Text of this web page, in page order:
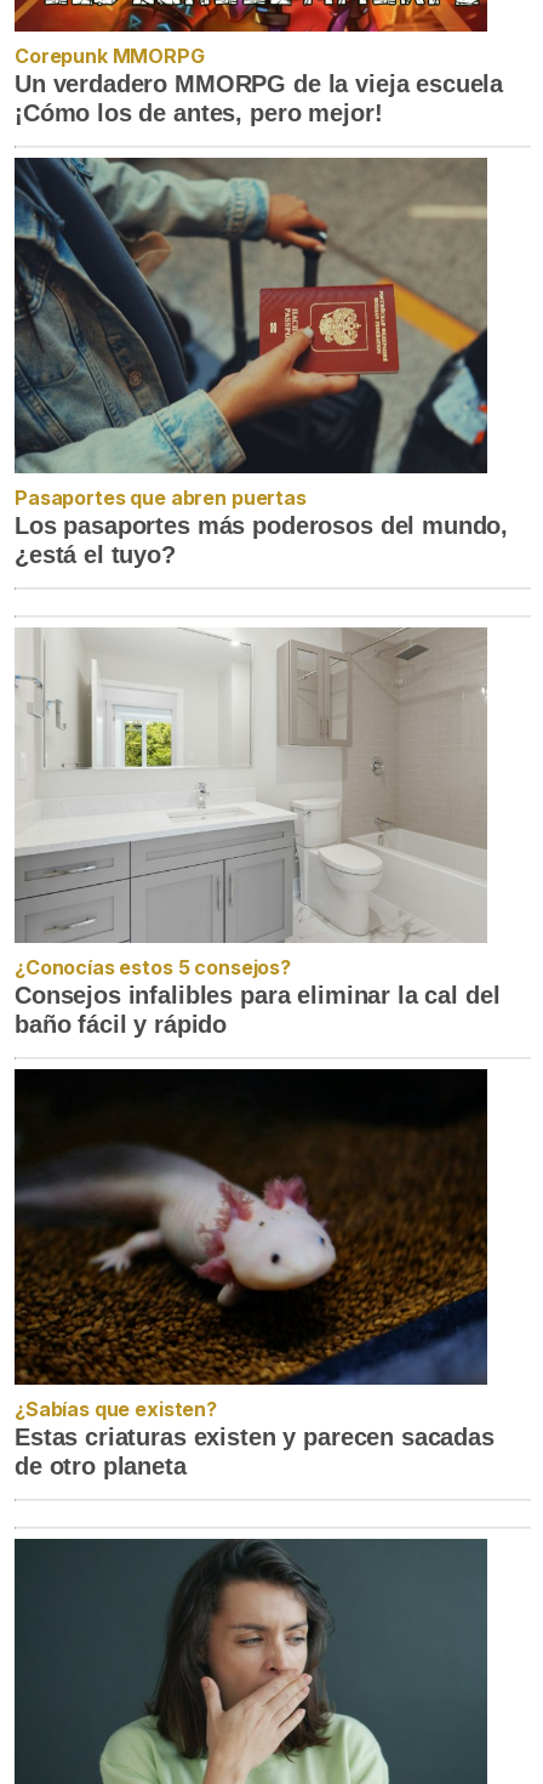
Corepunk MMORPG
Un verdadero MMORPG de la vieja escuela
¡Cómo los de antes, pero mejor!
Pasaportes que abren puertas
Los pasaportes más poderosos del mundo,
¿está el tuyo?
¿Conocías estos 5 consejos?
Consejos infalibles para eliminar la cal del
baño fácil y rápido
¿Sabías que existen?
Estas criaturas existen y parecen sacadas
de otro planeta